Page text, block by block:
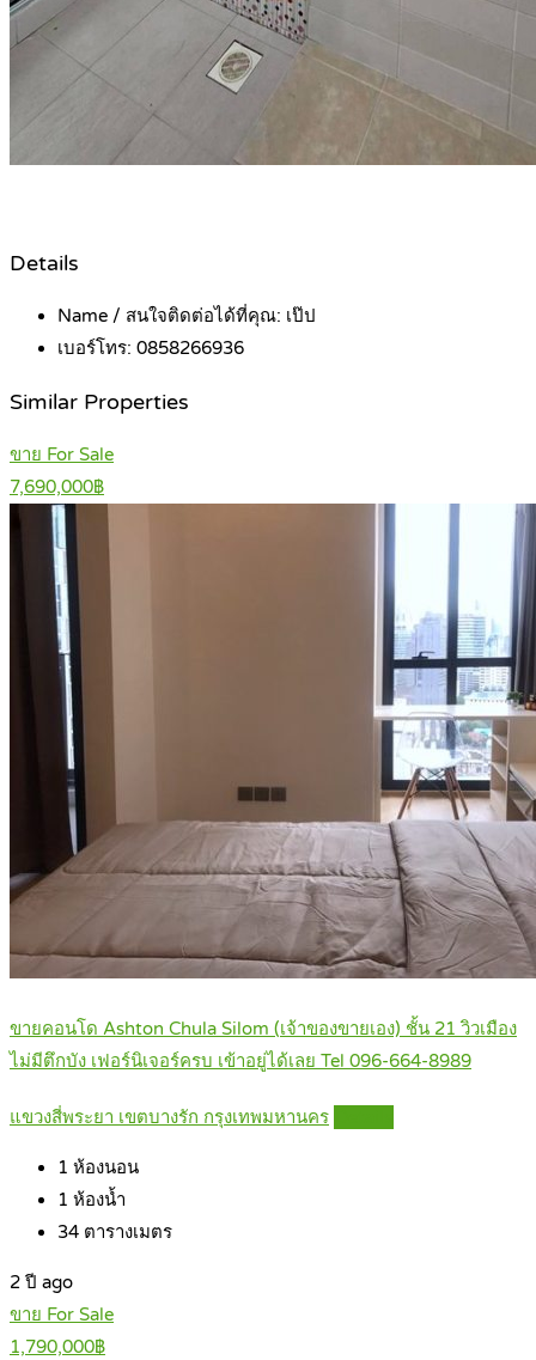
Details
Name / สนใจติดต่อได้ที่คุณ: เป๊ป
เบอร์โทร: 0858266936
Similar Properties
ขาย For Sale
7,690,000฿
ขายคอนโด Ashton Chula Silom (เจ้าของขายเอง) ชั้น 21 วิวเมือง
ไม่มีตึกบัง เฟอร์นิเจอร์ครบ เข้าอยู่ได้เลย Tel 096-664-8989
แขวงสี่พระยา เขตบางรัก กรุงเทพมหานคร
1 ห้องนอน
1 ห้องน้ำ
34 ตารางเมตร
2 ปี ago
ขาย For Sale
1,790,000฿